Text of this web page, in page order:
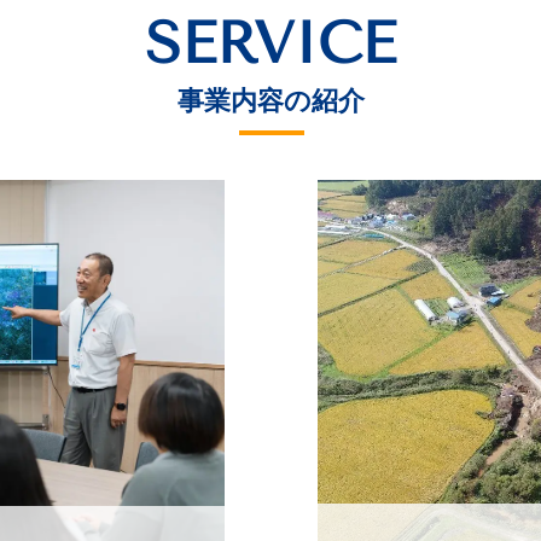
SERVICE
事業内容の紹介